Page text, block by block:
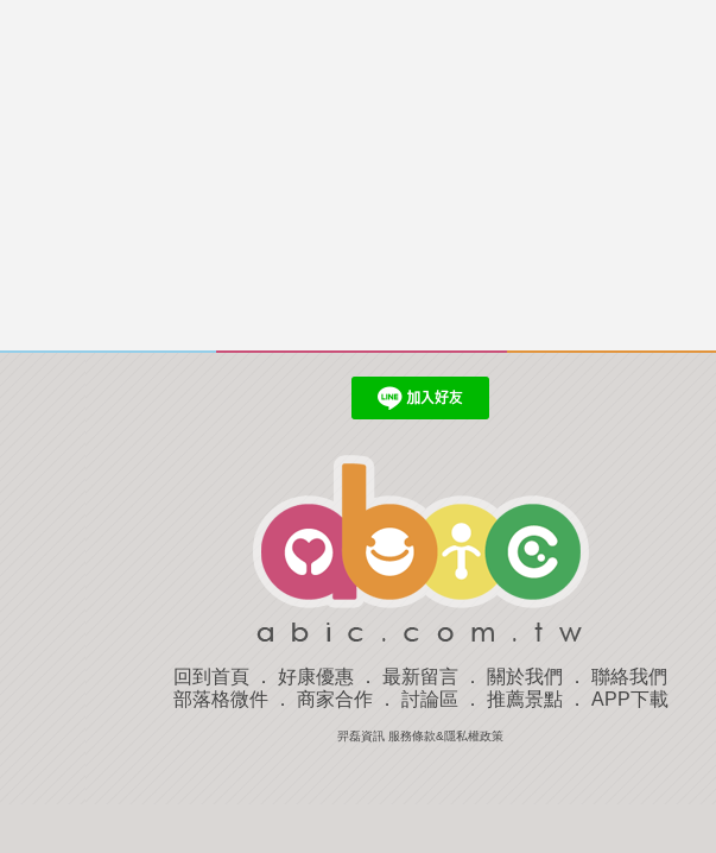
回到首頁 ． 好康優惠 ． 最新留言 ． 關於我們 ． 聯絡我們
部落格微件． 商家合作． 討論區 ． 推薦景點． APP下載
羿磊資訊 服務條款&隱私權政策